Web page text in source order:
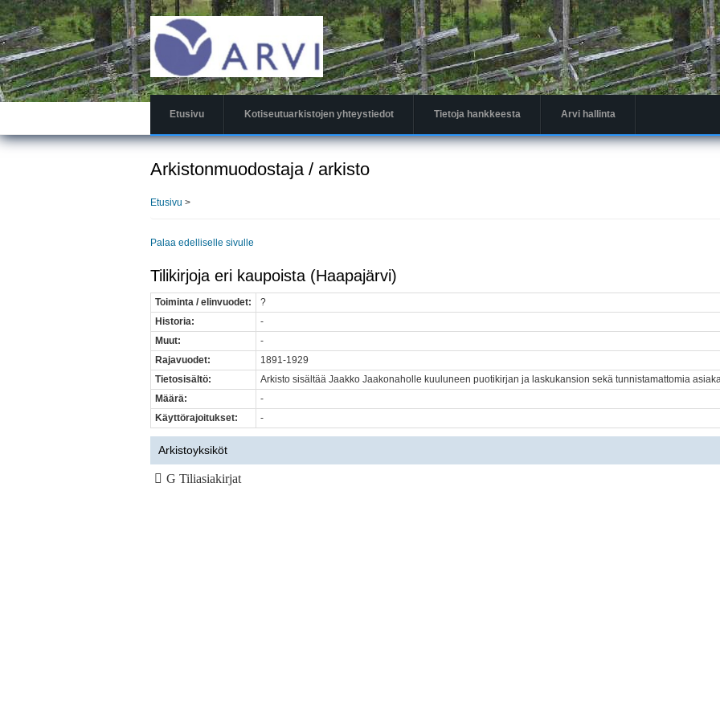
Hyppää
pääsisältöön
Etusivu Kotiseutuarkistojen yhteystiedot Tietoja hankkeesta Arvi hallinta
Arkistonmuodostaja / arkisto
Etusivu >
Palaa edelliselle sivulle
Tilikirjoja eri kaupoista (Haapajärvi)
Toiminta / elinvuodet:
?
Historia:
-
Muut:
-
Rajavuodet:
1891-1929
Tietosisältö:
Arkisto sisältää Jaakko Jaakonaholle kuuluneen puotikirjan ja laskukansion sekä tunnistamattomia
Määrä:
-
Käyttörajoitukset:
-
Arkistoyksiköt
G Tiliasiakirjat